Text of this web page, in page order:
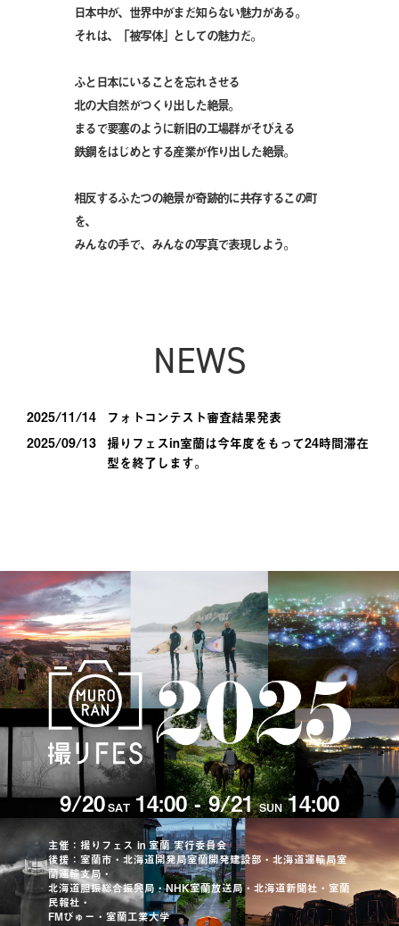
日本中が、世界中がまだ知らない魅力がある。
それは、「被写体」としての魅力だ。
ふと日本にいることを忘れさせる
北の大自然がつくり出した絶景。
まるで要塞のように新旧の工場群がそびえる
鉄鋼をはじめとする産業が作り出した絶景。
相反するふたつの絶景が奇跡的に共存するこの町
を、
みんなの手で、みんなの写真で表現しよう。
NEWS
2025/11/14
フォトコンテスト審査結果発表
2025/09/13
撮りフェスin室蘭は今年度をもって24時間滞在
型を終了します。
9/20SAT 14:00 - 9/21 SUN 14:00
主催：撮りフェス in 室蘭 実行委員会
後援：室蘭市・北海道開発局室蘭開発建設部・北海道運輸局室
蘭運輸支局・
北海道胆振総合振興局・NHK室蘭放送局・北海道新聞社・室蘭
民報社・
FMびゅー・室蘭工業大学